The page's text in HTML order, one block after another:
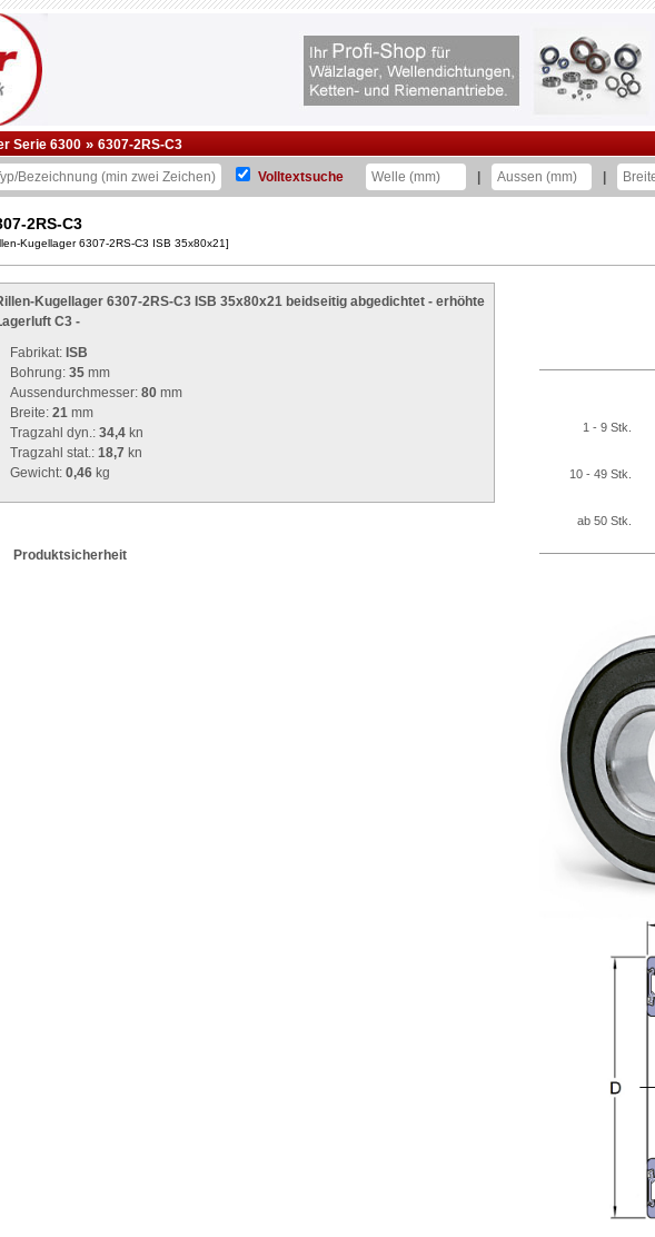
Serie 6300 » 6307-2RS-C3
Volltextsuche
2RS-C3
Kugellager 6307-2RS-C3 ISB 35x80x21]
Kugellager 6307-2RS-C3 ISB 35x80x21 beidseitig abgedichtet - erhöhte
C3 -
Fabrikat: ISB
Bohrung: 35 mm
Aussendurchmesser: 80 mm
Breite: 21 mm
Tragzahl dyn.: 34,4 kn
Tragzahl stat.: 18,7 kn
Gewicht: 0,46 kg
Produktsicherheit
1 - 9 Stk.
10 - 49 Stk.
ab 50 Stk.